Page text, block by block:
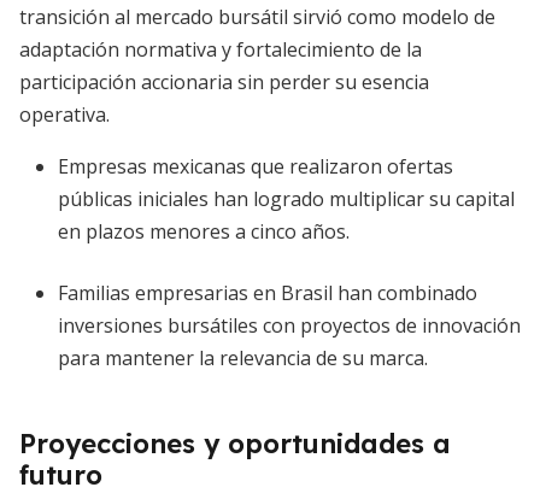
transición al mercado bursátil sirvió como modelo de
adaptación normativa y fortalecimiento de la
participación accionaria sin perder su esencia
operativa.
Empresas mexicanas que realizaron ofertas
públicas iniciales han logrado multiplicar su capital
en plazos menores a cinco años.
Familias empresarias en Brasil han combinado
inversiones bursátiles con proyectos de innovación
para mantener la relevancia de su marca.
Proyecciones y oportunidades a
futuro